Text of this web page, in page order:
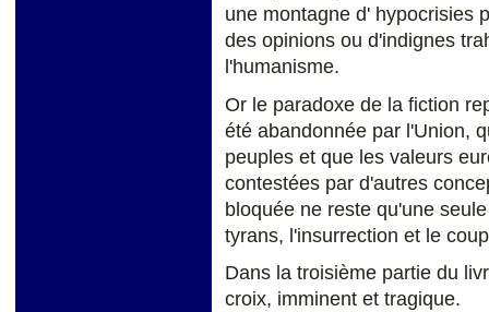
une montagne d' hypocrisies
des opinions ou d'indignes
l'humanisme.
Or le paradoxe de la fiction
été abandonnée par l'Union,
peuples et que les valeurs
contestées par d'autres
bloquée ne reste qu'une
tyrans, l'insurrection et le coup
Dans la troisième partie du
croix, imminent et tragique.